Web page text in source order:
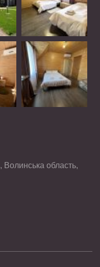
Волинська область,